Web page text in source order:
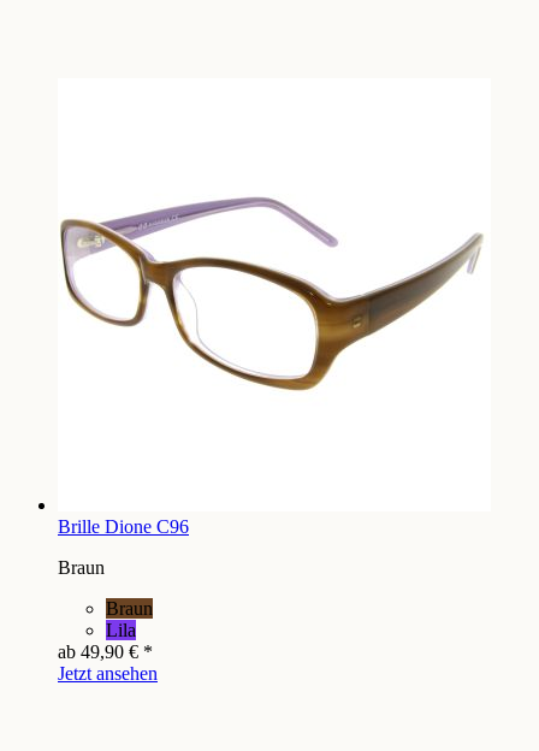
Brille Dione C96
Braun
Braun
Lila
ab 49,90 € *
Jetzt ansehen